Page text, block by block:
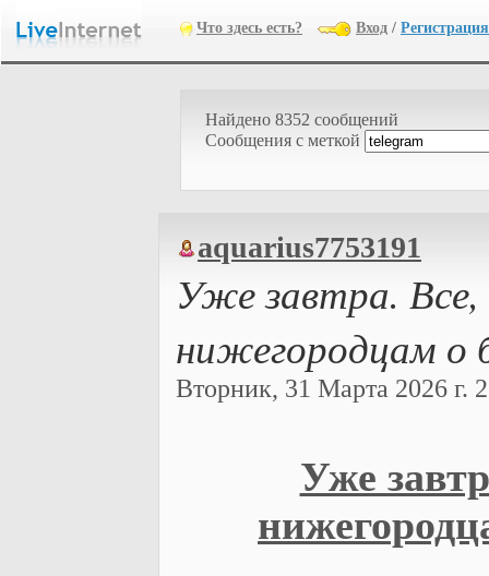
Что здесь есть? Вход / Регистрация
Найдено 8352 сообщений
Cообщения с меткой
aquarius7753191
Уже завтра.
нижегородцам о
Вторник, 31 Марта 2026 г.
Уже